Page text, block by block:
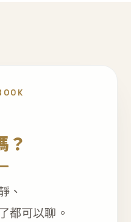
？
、
都可以聊。